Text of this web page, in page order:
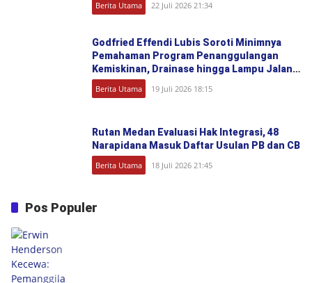
Berita Utama 22 Juli 2026 21:34
Godfried Effendi Lubis Soroti Minimnya
Pemahaman Program Penanggulangan
Kemiskinan, Drainase hingga Lampu Jalan
Jadi Keluhan Warga Medan Denai
Berita Utama 19 Juli 2026 18:15
Rutan Medan Evaluasi Hak Integrasi, 48
Narapidana Masuk Daftar Usulan PB dan CB
Berita Utama 18 Juli 2026 21:45
Pos Populer